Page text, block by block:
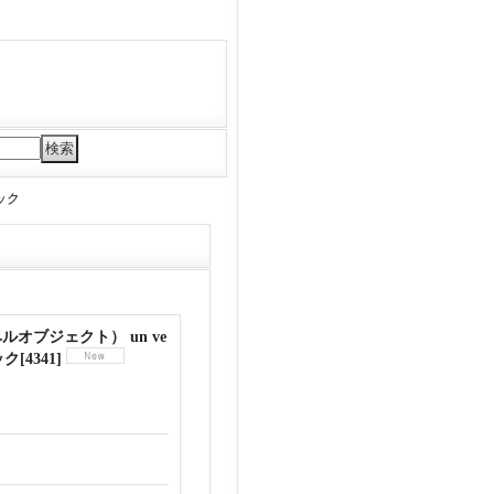
ク
オブジェクト） un ve
[4341]